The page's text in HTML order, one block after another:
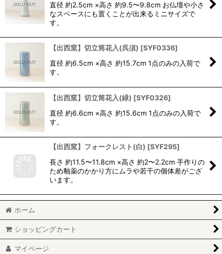
直径 約2.5cm ×高さ 約9.5〜9.8cm お仏壇や小さ
なスペースにも置くことが出来るミニサイズで
す。
【出西窯】切立筒花入(呉須) [SYF0336]
直径 約6.5cm ×高さ 約15.7cm 1点のみの入荷で
す。
【出西窯】切立筒花入(緑) [SYF0326]
直径 約6.6cm ×高さ 約15.6cm 1点のみの入荷で
す。
【出西窯】フォークレスト(白) [SYF295]
長さ 約11.5〜11.8cm ×高さ 約2〜2.2cm 手作りの
ため釉薬のかかり方にムラや若干の個体差がござ
います。
ホーム
ショッピングカート
マイページ